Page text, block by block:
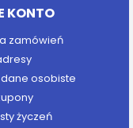
KONTO
zamówień
osobiste
życzeń